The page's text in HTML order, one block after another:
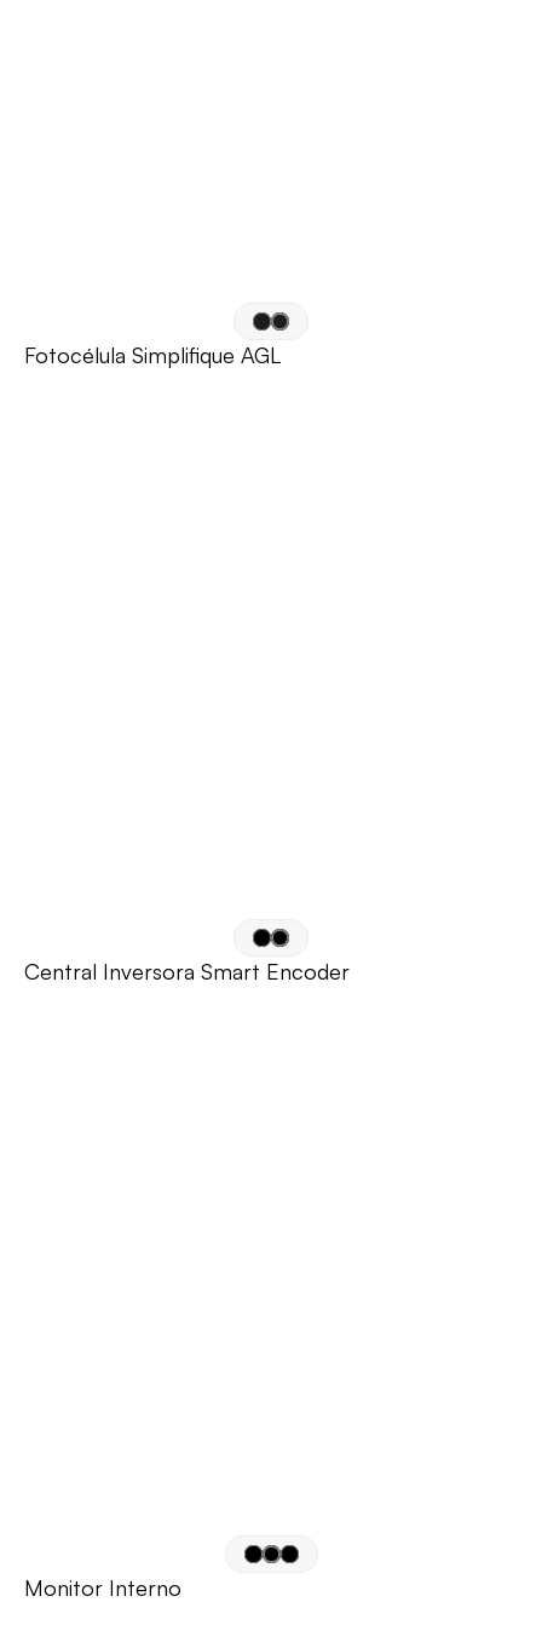
Fotocélula Simplifique AGL
Central Inversora Smart Encoder
Monitor Interno